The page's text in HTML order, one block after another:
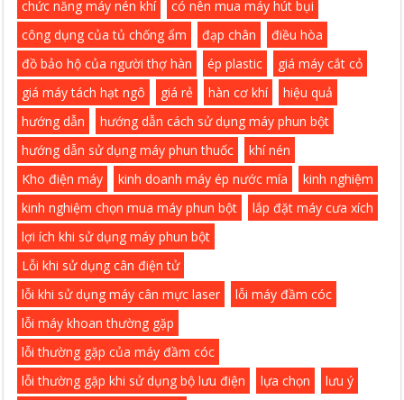
chức năng máy nén khí
có nên mua máy hút bụi
công dụng của tủ chống ẩm
đạp chân
điều hòa
đồ bảo hộ của người thợ hàn
ép plastic
giá máy cắt cỏ
giá máy tách hạt ngô
giá rẻ hàn cơ khí
hiệu quả
hướng dẫn
hướng dẫn cách sử dụng máy phun bột
hướng dẫn sử dụng máy phun thuốc
khí nén
Kho điện máy
kinh doanh máy ép nước mía
kinh nghiệm
kinh nghiệm chọn mua máy phun bột
lắp đặt máy cưa xích
lợi ích khi sử dụng máy phun bột
Lỗi khi sử dụng cân điện tử
lỗi khi sử dụng máy cân mực laser
lỗi máy đầm cóc
lỗi máy khoan thường gặp
lỗi thường gặp của máy đầm cóc
lỗi thường gặp khi sử dụng bộ lưu điện
lựa chọn
lưu ý